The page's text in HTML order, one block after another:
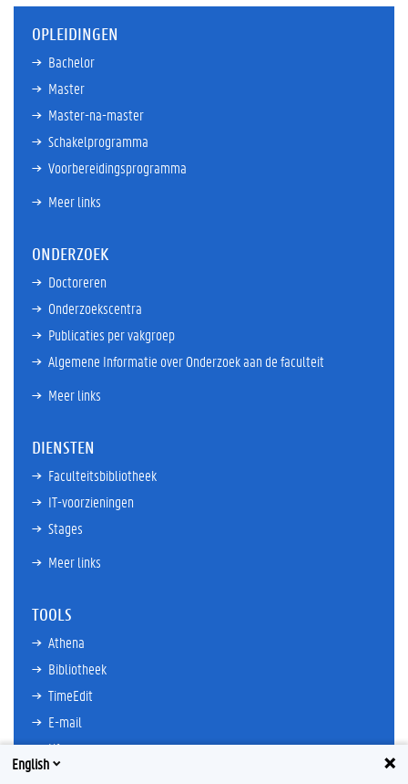
OPLEIDINGEN
Bachelor
Master
Master-na-master
Schakelprogramma
Voorbereidingsprogramma
Meer links
ONDERZOEK
Doctoreren
Onderzoekscentra
Publicaties per vakgroep
Algemene Informatie over Onderzoek aan de faculteit
Meer links
DIENSTEN
Faculteitsbibliotheek
IT-voorzieningen
Stages
Meer links
TOOLS
Athena
Bibliotheek
TimeEdit
E-mail
Ufora
Oasis
English